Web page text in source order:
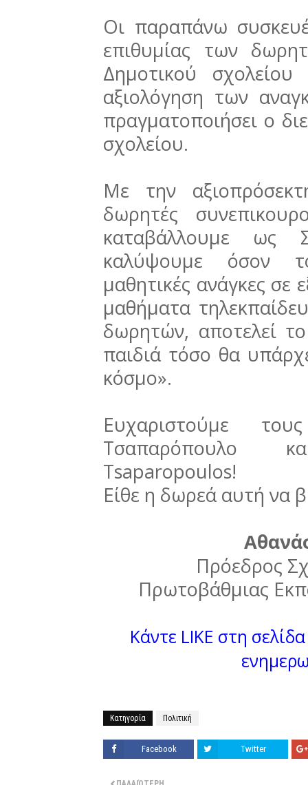
Οι παραπάνω
επιθυμίας των
Δημοτικού
αξιολόγηση των
πραγματοποιήσει ο
σχολείου.
Με την
δωρητές
καταβάλλουμε ως
καλύψουμε όσον
μαθητικές ανάγκες σε
μαθήματα
δωρητών, αποτελεί
παιδιά τόσο θα
κόσμο».
Ευχαριστούμε
Τσαπαρόπουλο
Tsaparopoulos!
Είθε η δωρεά αυτή να
Πρόεδρος
Πρωτοβάθμιας
Κάντε LIKE στη
Κατηγορία Πολιτική
Facebook Twitter